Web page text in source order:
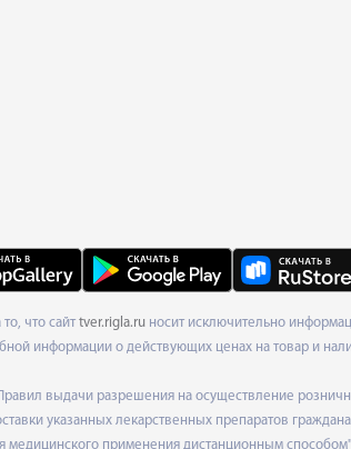
что сайт tver.rigla.ru носит исключительно
информации о действующих ценах на товар и
выдачи разрешения на осуществление
указанных лекарственных препаратов
применения дистанционным